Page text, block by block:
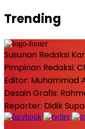
Trending
Susunan Redaksi
Pimpinan Redaksi:
Editor: Muhammad
Desain Grafis:
Reporter: Didik